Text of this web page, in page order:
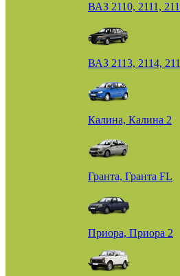
ВАЗ 2110, 2111,
ВАЗ 2113, 2114,
Калина, Калина 2
Гранта, Гранта FL
Приора, Приора 2